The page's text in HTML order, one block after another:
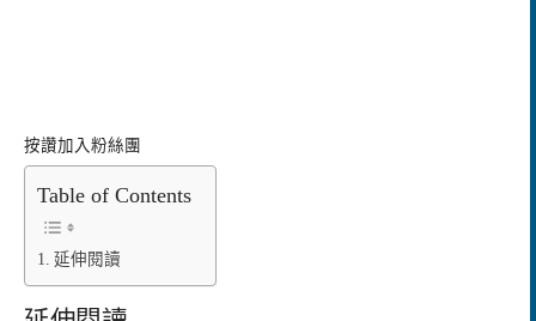
按讚加入粉絲團
Table of Contents
延伸閱讀